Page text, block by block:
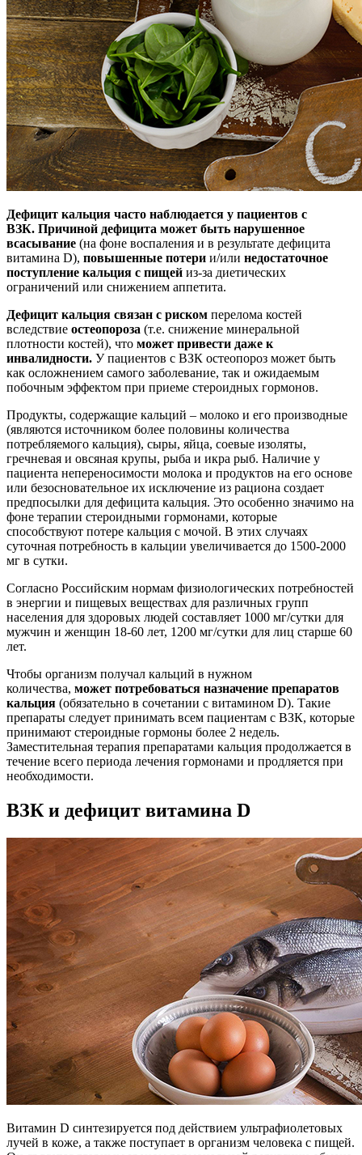
Дефицит кальция часто наблюдается у пациентов с
ВЗК. Причиной дефицита может быть нарушенное
всасывание (на фоне воспаления и в результате дефицита
витамина D), повышенные потери и/или недостаточное
поступление кальция с пищей из-за диетических
ограничений или снижением аппетита.
Дефицит кальция связан с риском перелома костей
вследствие остеопороза (т.е. снижение минеральной
плотности костей), что может привести даже к
инвалидности. У пациентов с ВЗК остеопороз может быть
как осложнением самого заболевание, так и ожидаемым
побочным эффектом при приеме стероидных гормонов.
Продукты, содержащие кальций – молоко и его производные
(являются источником более половины количества
потребляемого кальция), сыры, яйца, соевые изоляты,
гречневая и овсяная крупы, рыба и икра рыб. Наличие у
пациента непереносимости молока и продуктов на его основе
или безосновательное их исключение из рациона создает
предпосылки для дефицита кальция. Это особенно значимо на
фоне терапии стероидными гормонами, которые
способствуют потере кальция с мочой. В этих случаях
суточная потребность в кальции увеличивается до 1500-2000
мг в сутки.
Согласно Российским нормам физиологических потребностей
в энергии и пищевых веществах для различных групп
населения для здоровых людей составляет 1000 мг/сутки для
мужчин и женщин 18-60 лет, 1200 мг/сутки для лиц старше 60
лет.
Чтобы организм получал кальций в нужном
количества, может потребоваться назначение препаратов
кальция (обязательно в сочетании с витамином D). Такие
препараты следует принимать всем пациентам с ВЗК, которые
принимают стероидные гормоны более 2 недель.
Заместительная терапия препаратами кальция продолжается в
течение всего периода лечения гормонами и продляется при
необходимости.
ВЗК и дефицит витамина D
Витамин D синтезируется под действием ультрафиолетовых
лучей в коже, а также поступает в организм человека с пищей.